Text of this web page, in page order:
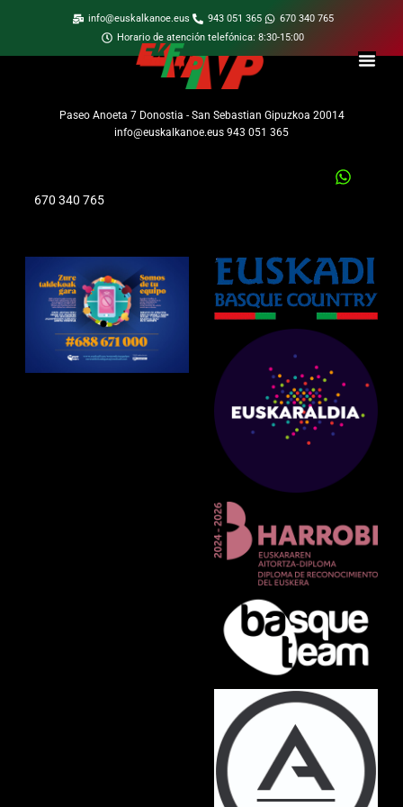
info@euskalkanoe.eus 943 051 365
670 340 765
Horario de atención telefónica: 8:30-15:00
Paseo Anoeta 7 Donostia - San Sebastian Gipuzkoa 20014
info@euskalkanoe.eus 943 051 365
670 340 765